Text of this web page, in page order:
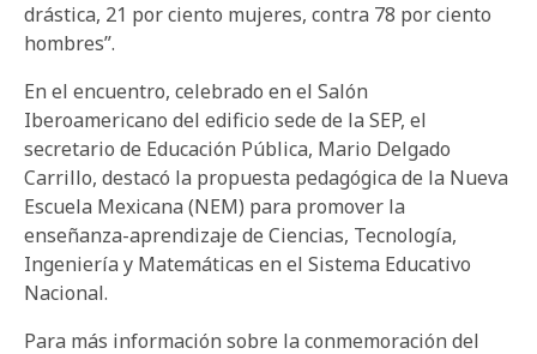
drástica, 21 por ciento mujeres, contra 78 por ciento
hombres”.
En el encuentro, celebrado en el Salón
Iberoamericano del edificio sede de la SEP, el
secretario de Educación Pública, Mario Delgado
Carrillo, destacó la propuesta pedagógica de la Nueva
Escuela Mexicana (NEM) para promover la
enseñanza-aprendizaje de Ciencias, Tecnología,
Ingeniería y Matemáticas en el Sistema Educativo
Nacional.
Para más información sobre la conmemoración del